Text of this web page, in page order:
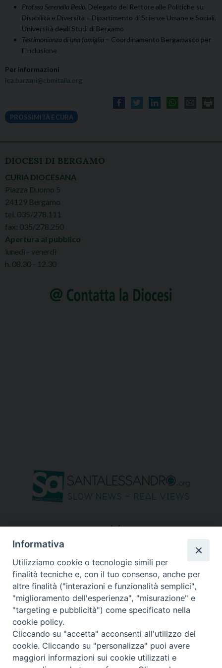
Prof.ssa Serenella Besio , Delegato del Rettore alle Politiche su
Disabilità e Diversità – Dipartimento di Scienze Umane e Sociali,
Università degli Studi di Bergamo
Testimonianza di una famiglia – Coordinamento Bergamasco per
l’Inclusione
Per informazioni
lea.barzani@cbmitalia.org
PROSSIMITÀ E CURA
DIOCESI DI BERGAMO
CURIA DIOCESANA
Piazza Duomo 5
24129 Bergamo
tel. 035/278.111
fax: 035/278.250
Apertura al pubblico
lunedì - venerdì
h. 08.30 - 12.30
seguici su
Informativa
Utilizziamo cookie o tecnologie simili per
finalità tecniche e, con il tuo consenso, anche per
altre finalità ("interazioni e funzionalità semplici",
"miglioramento dell'esperienza", "misurazione" e
"targeting e pubblicità") come specificato nella
cookie policy.
Cliccando su "accetta" acconsenti all'utilizzo dei
cookie. Cliccando su "personalizza" puoi avere
maggiori informazioni sui cookie utilizzati e